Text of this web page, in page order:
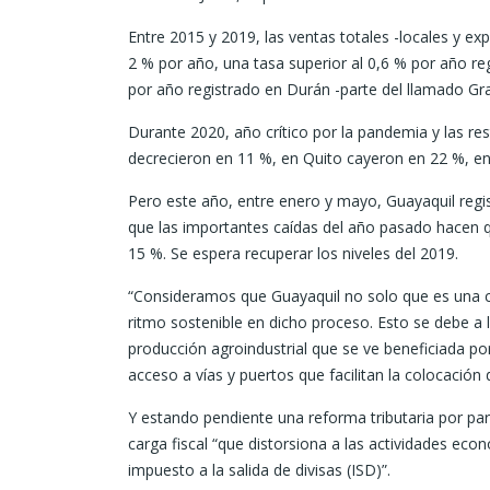
Entre 2015 y 2019, las ventas totales -locales y
2 % por año, una tasa superior al 0,6 % por año
por año registrado en Durán -parte del llamado
Durante 2020, año crítico por la pandemia y las
decrecieron en 11 %, en Quito cayeron en 22 %,
Pero este año, entre enero y mayo, Guayaquil
que las importantes caídas del año pasado hacen
15 %. Se espera recuperar los niveles del 2019.
“Consideramos que Guayaquil no solo que es
ritmo sostenible en dicho proceso. Esto se debe
producción agroindustrial que se ve beneficiada
acceso a vías y puertos que facilitan la
Y estando pendiente una reforma tributaria por
carga fiscal “que distorsiona a las actividades
impuesto a la salida de divisas (ISD)”.